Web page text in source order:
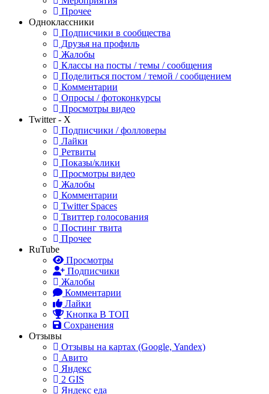
Прочее
Одноклассники
Подписчики в сообщества
Друзья на профиль
Жалобы
Классы на посты / темы / сообщения
Поделиться постом / темой / сообщением
Комментарии
Опросы / фотоконкурсы
Просмотры видео
Twitter - X
Подписчики / фолловеры
Лайки
Ретвиты
Показы/клики
Просмотры видео
Жалобы
Комментарии
Twitter Spaces
Твиттер голосования
Постинг твита
Прочее
RuTube
Просмотры
Подписчики
Жалобы
Комментарии
Лайки
Кнопка В ТОП
Сохранения
Отзывы
Отзывы на картах (Google, Yandex)
Авито
Яндекс
2 GIS
Яндекс еда